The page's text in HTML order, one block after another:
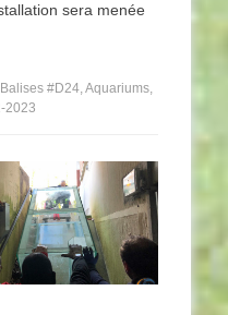
sera menée
Balises #D24,Aquariums,
2023